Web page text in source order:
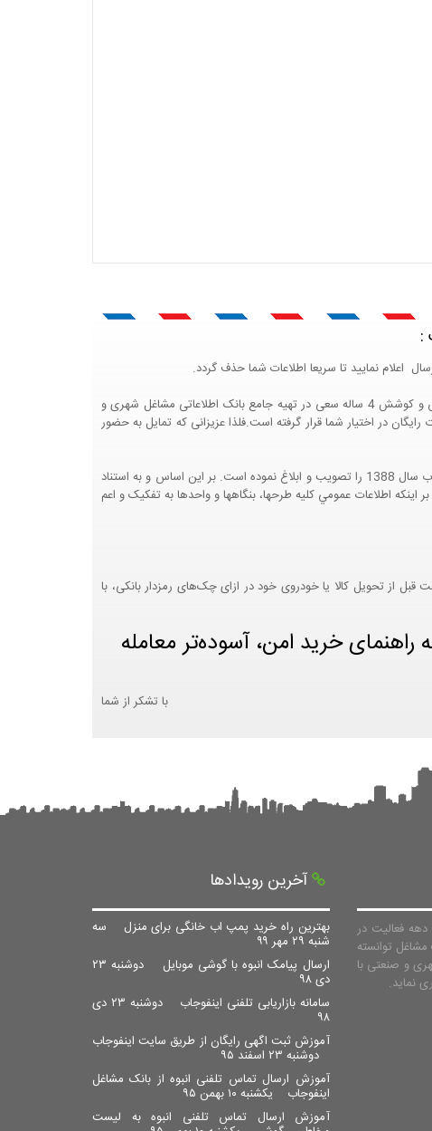
:
اعلام نمایید تا سریعا اطلاعات شما حذف گردد.
پرتال مشاغل ایران در جهت رشد فرهنگ بازاریابی و کمک به جامعه بازاریابی و اقتصاد کشور عزیزمان این وب سایت را راه اندازی نموده و با تلاش و کوشش 4 ساله سعی در تهیه جامع بانک اطلاعاتی مشاغل شهری و
در اختیار شما قرار گرفته است.فلذا عزیزانی که تمایل به حضور
هيئت محترم دولت طي مصوبه شماره 99517/ت49016 ه مورخ 01/09/1393، آيين نامه اجرايي قانون انتشار و دسترسي آزاد به اطلاعات مصوب سال 1388 را تصويب و ابلاغ نموده است. بر اين اساس و به استناد
معاونت محترم طرح و برنامه وزارت متبوع مبني بر اينکه اطلاعات عمومي کليه طرحها، بنگاهها و واحدها به تفکيک و اعم
از تحویل کالا یا خودروی خود در ازای چک‌های رمزدار بانکی، با
خرید امن، آسوده‌تر معامله
با تشکر از شما
فعالیت در
مشاغل توانسته
و صنعتی با
آخرین رویدادها
بهترین راه خرید پمپ اب خانگی برای منزل سه
شنبه ۲۹ مهر ۹۹
ارسال پیامک انبوه با گوشی موبایل
دوشنبه ۲۳
دی ۹۸
سامانه بازاریابی تلفنی اینفوجاب
دوشنبه ۲۳ دی
۹۸
آموزش ثبت اگهی رایگان از طریق سایت اینفوجاب
دوشنبه ۲۳ اسفند ۹۵
آموزش ارسال تماس تلفنی انبوه از بانک مشاغل
اینفوجاب یکشنبه ۱۰ بهمن ۹۵
آموزش ارسال تماس تلفنی انبوه به لیست